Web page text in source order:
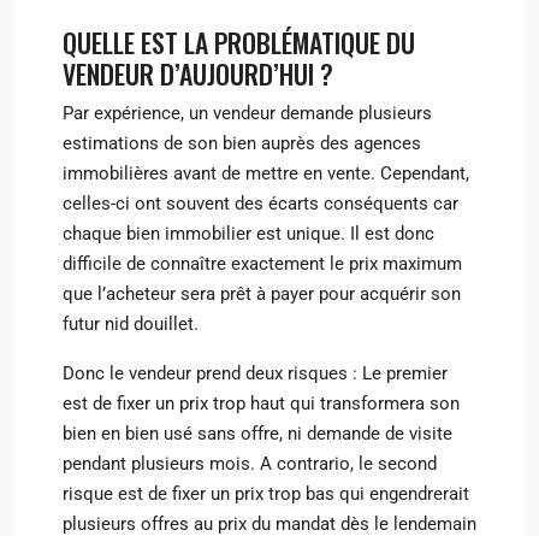
QUELLE EST LA PROBLÉMATIQUE DU
VENDEUR D’AUJOURD’HUI ?
Par expérience, un vendeur demande plusieurs
estimations de son bien auprès des agences
immobilières avant de mettre en vente. Cependant,
celles-ci ont souvent des écarts conséquents car
chaque bien immobilier est unique. Il est donc
difficile de connaître exactement le prix maximum
que l’acheteur sera prêt à payer pour acquérir son
futur nid douillet.
Donc le vendeur prend deux risques : Le premier
est de fixer un prix trop haut qui transformera son
bien en bien usé sans offre, ni demande de visite
pendant plusieurs mois. A contrario, le second
risque est de fixer un prix trop bas qui engendrerait
plusieurs offres au prix du mandat dès le lendemain